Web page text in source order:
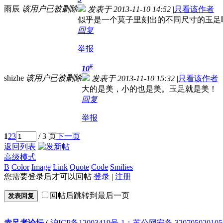
雨辰 该用户已被删除 发表于 2013-11-10 14:52 |只看该作者
似乎是一个莫子里刻出的不同尺寸的玉足
回复
举报
shizhe 该用户已被删除
10#
发表于 2013-11-10 15:32 |只看该作者
大的是美，小的也是美。玉足就是美！
回复
举报
123 / 3 页下一页
返回列表
高级模式
B Color Image Link Quote Code Smilies
您需要登录后才可以回帖 登录 | 注册
发表回复 回帖后跳转到最后一页